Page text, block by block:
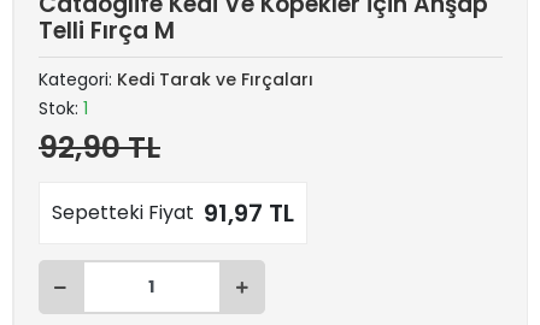
Telli Fırça M
Kategori: Kedi Tarak ve Fırçaları
Stok: 1
92,90 TL
Sepetteki Fiyat 91,97 TL